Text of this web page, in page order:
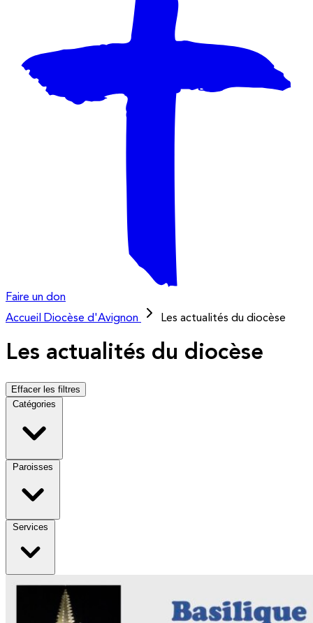
Faire un don
Accueil
Diocèse d'Avignon Les actualités du diocèse
Les actualités du diocèse
Effacer les filtres
Catégories
Paroisses
Services